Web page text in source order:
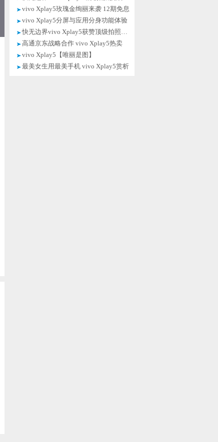
vivo Xplay5玫瑰金绚丽来袭 12期免息
vivo Xplay5分屏与应用分身功能体验
快无边界vivo Xplay5获赞顶级拍照神器
高通京东战略合作 vivo Xplay5热卖
vivo Xplay5【唯丽是图】
最美女生用最美手机 vivo Xplay5赏析